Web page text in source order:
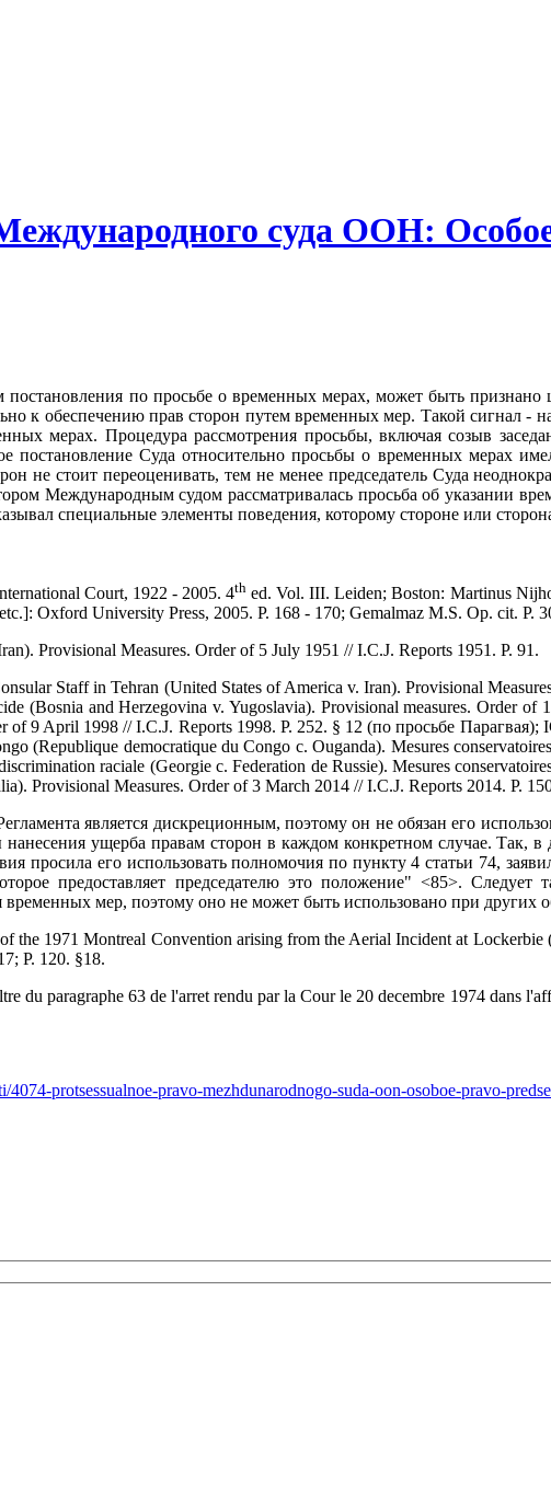
суда ООН:
по просьбе о временных мерах, может быть
к обеспечению прав сторон путем временных мер. Такой сигнал -
мерах. Процедура рассмотрения просьбы, включая созыв
постановление Суда относительно просьбы о временных мерах
не стоит переоценивать, тем не менее председатель Суда
Международным судом рассматривалась просьба об указании
специальные элементы поведения, которому стороне или
Court, 1922 - 2005. 4th ed. Vol. III. Leiden; Boston: Martinus
Oxford University Press, 2005. P. 168 - 170; Gemalmaz M.S. Op. cit. P.
Provisional Measures. Order of 5 July 1951 // I.C.J. Reports 1951. P. 91.
Staff in Tehran (United States of America v. Iran). Provisional
(Bosnia and Herzegovina v. Yugoslavia). Provisional measures. Order
of 9 April 1998 // I.C.J. Reports 1998. P. 252. § 12 (по просьбе
(Republique democratique du Congo c. Ouganda). Mesures
raciale (Georgie c. Federation de Russie). Mesures
Provisional Measures. Order of 3 March 2014 // I.C.J. Reports 2014. P.
является дискреционным, поэтому он не обязан его
нанесения ущерба правам сторон в каждом конкретном случае.
просила его использовать полномочия по пункту 4 статьи 74,
предоставляет председателю это положение" <85>.
мер, поэтому оно не может быть использовано при других
the 1971 Montreal Convention arising from the Aerial Incident at
P. 120. §18.
du paragraphe 63 de l'arret rendu par la Cour le 20 decembre 1974 dans
4074-protsessualnoe-pravo-mezhdunarodnogo-suda-oon-osoboe-pravo-